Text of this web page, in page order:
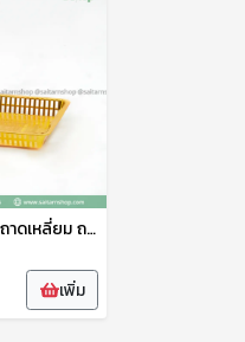
ถาดรัตนโกสินทร์ ถาดเหลี่ยม ถาดพลาสติก ถาดพวายพระ ถาดรอง 30 ซม. TCP
เพิ่ม